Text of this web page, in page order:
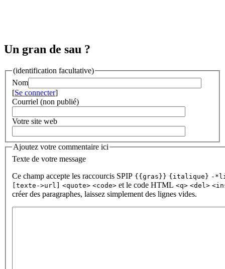
Un gran de sau ?
(identification facultative)
Nom
[Se connecter]
Courriel (non publié)
Votre site web
Ajoutez votre commentaire ici
Texte de votre message
Ce champ accepte les raccourcis SPIP {{gras}} {italique} -
[texte->url] <quote> <code> et le code HTML <q> <del>
créer des paragraphes, laissez simplement des lignes vides.